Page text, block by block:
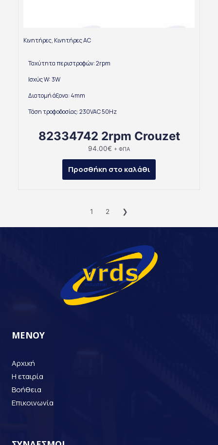
Κινητήρες, Κινητήρες AC
Ταχύτητα περιστροφών: 2rpm
Ισχύς W: 3W
Διατομή άξονα: 4mm
Τάση τροφοδοσίας: 230VAC 50Hz
82334742 2rpm Crouzet
94.00€ + ΦΠΑ
Προσθήκη στο καλάθι
1 2 ❯
ΜΕΝΟΥ
Αρχική
Η εταιρία
Βοήθεια
Επικοινωνία